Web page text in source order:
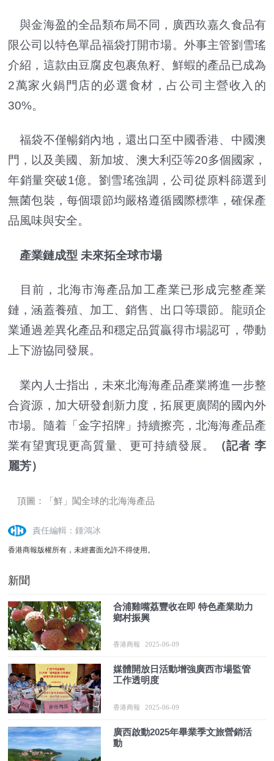
與金海盈的全品類布局不同，廣西玖嘉久食品有
限公司以特色單品福袋打開市場。外事主管劉雪瑤
介紹，這款由豆腐皮包裹魚籽、鮮蝦的產品已成為
2萬家火鍋門店的必選食材，占公司主營收入的
30%。
福袋不僅暢銷內地，還出口至中國香港、中國澳
門，以及美國、新加坡、澳大利亞等20多個國家，
年銷量突破1億。劉雪瑤強調，公司從原料篩選到
無菌包裝，每個環節均嚴格遵循國際標準，確保產
品風味與安全。
產業鏈成型 未來拓全球市場
目前，北海市海產品加工產業已形成完整產業
鏈，涵蓋養殖、加工、銷售、出口等環節。龍頭企
業通過差異化產品和穩定品質贏得市場認可，帶動
上下游協同發展。
業內人士指出，未來北海海產品產業將進一步整
合資源，加大研發創新力度，拓展更廣闊的國內外
市場。隨着「金字招牌」持續擦亮，北海海產品產
業有望實現更高質量、更可持續發展。
（記者 李
麗芳）
頂圖：「鮮」闖全球的北海海產品
責任編輯：鍾鴻冰
香港商報版權所有，未經書面允許不得使用。
新聞
合浦雞嘴荔豐收在即 特色產業助力
鄉村振興
香港商報 2025-06-09
媒體開放日活動增強廣西市場監管
工作透明度
香港商報 2025-06-09
廣西啟動2025年畢業季文旅營銷活
動